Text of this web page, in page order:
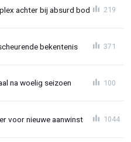
achter bij absurd bod 219
bekentenis 371
na woelig seizoen 100
voor nieuwe aanwinst 1044